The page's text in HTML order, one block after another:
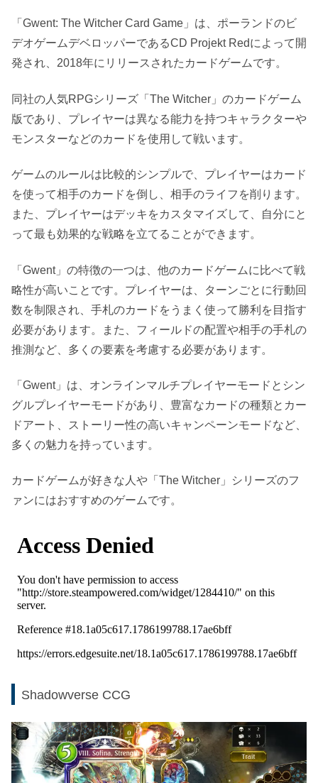
「Gwent: The Witcher Card Game」は、ポーランドのビ
デオゲームデベロッパーであるCD Projekt Redによって開
発され、2018年にリリースされたカードゲームです。
同社の人気RPGシリーズ「The Witcher」のカードゲーム
版であり、プレイヤーは異なる能力を持つキャラクターや
モンスターなどのカードを使用して戦います。
ゲームのルールは比較的シンプルで、プレイヤーはカード
を使って相手のカードを倒し、相手のライフを削ります。
また、プレイヤーはデッキをカスタマイズして、自分にと
って最も効果的な戦略を立てることができます。
「Gwent」の特徴の一つは、他のカードゲームに比べて戦
略性が高いことです。プレイヤーは、ターンごとに行動回
数を制限され、手札のカードをうまく使って勝利を目指す
必要があります。また、フィールドの配置や相手の手札の
推測など、多くの要素を考慮する必要があります。
「Gwent」は、オンラインマルチプレイヤーモードとシン
グルプレイヤーモードがあり、豊富なカードの種類とカー
ドアート、ストーリー性の高いキャンペーンモードなど、
多くの魅力を持っています。
カードゲームが好きな人や「The Witcher」シリーズのフ
ァンにはおすすめのゲームです。
Shadowverse CCG